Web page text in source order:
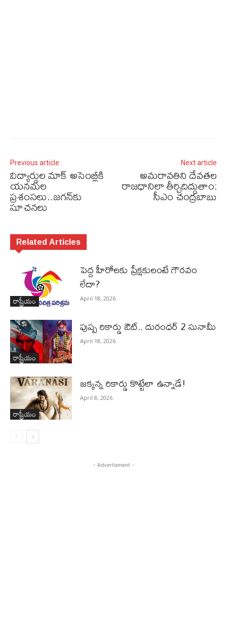
Previous article
విద్యార్థుల మాక్ అసెంబ్లీకి
యనమల
ప్రశంసలు..జగన్‌కు
సూచనలు
Next article
అమరావతిని దేవతల
రాజధానిలా తీర్చిదిద్దుతాం:
సీఎం చంద్రబాబు
Related Articles
రాష్ట్రీయం
పెద్ద హీరోల‌కు ప్రేక్ష‌కులంటే గౌర‌వం
లేదా?
April 18, 2026
రాష్ట్రీయం
పుష్ప రికార్డు ఔట్‌.. దురంధ‌ర్ 2 సునామీ
April 18, 2026
రాష్ట్రీయం
జ‌క్క‌న్న రికార్డు కొట్టేలా ఉన్నాడే!
April 8, 2026
- Advertisment -